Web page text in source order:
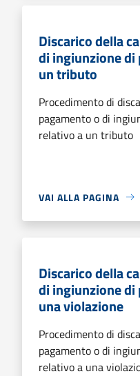
Discarico della
di ingiunzione
un tributo
Procedimento di
pagamento o di
relativo a un tributo
VAI ALLA PAGINA
Discarico della
di ingiunzione
una violazione
Procedimento di
pagamento o di
relativo a una